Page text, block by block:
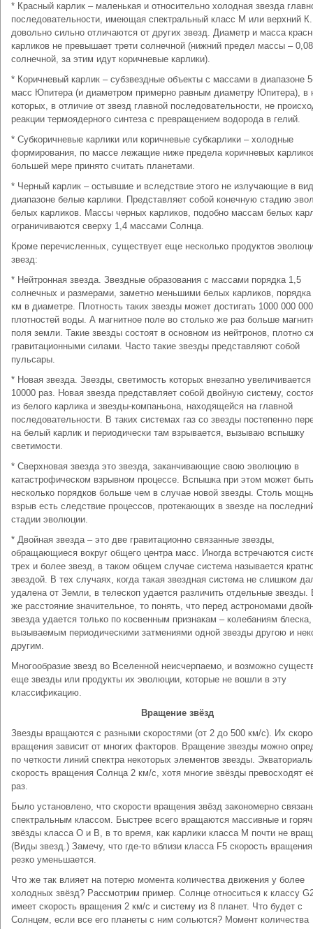
* Красный карлик – маленькая и относительно холодная звезда
последовательности, имеющая спектральный класс М или верхний
довольно сильно отличаются от других звезд. Диаметр и масса
карликов не превышает трети солнечной (нижний предел массы – 0,08
солнечной, за этим идут коричневые карлики).
* Коричневый карлик – субзвездные объекты с массами в диапазоне
масс Юпитера (и диаметром примерно равным диаметру Юпитера), в
которых, в отличие от звезд главной последовательности, не
реакции термоядерного синтеза c превращением водорода в гелий.
* Субкоричневые карлики или коричневые субкарлики – холодные
формирования, по массе лежащие ниже предела коричневых
большей мере принято считать планетами.
* Черный карлик – остывшие и вследствие этого не излучающие в
диапазоне белые карлики. Представляет собой конечную стадию
белых карликов. Массы черных карликов, подобно массам белых
ограничиваются сверху 1,4 массами Солнца.
Кроме перечисленных, существует еще несколько продуктов
звезд:
* Нейтронная звезда. Звездные образования с массами порядка 1,5
солнечных и размерами, заметно меньшими белых карликов, порядка
км в диаметре. Плотность таких звезды может достигать 1000 000
плотностей воды. А магнитное поле во столько же раз больше
поля земли. Такие звезды состоят в основном из нейтронов, плотно
гравитационными силами. Часто такие звезды представляют собой
пульсары.
* Новая звезда. Звезды, светимость которых внезапно увеличивается
10000 раз. Новая звезда представляет собой двойную систему,
из белого карлика и звезды-компаньона, находящейся на главной
последовательности. В таких системах газ со звезды постепенно
на белый карлик и периодически там взрывается, вызываю вспышку
светимости.
* Сверхновая звезда это звезда, заканчивающие свою эволюцию в
катастрофическом взрывном процессе. Вспышка при этом может
несколько порядков больше чем в случае новой звезды. Столь
взрыв есть следствие процессов, протекающих в звезде на
стадии эволюции.
* Двойная звезда – это две гравитационно связанные звезды,
обращающиеся вокруг общего центра масс. Иногда встречаются
трех и более звезд, в таком общем случае система называется
звездой. В тех случаях, когда такая звездная система не слишком
удалена от Земли, в телескоп удается различить отдельные звезды.
же расстояние значительное, то понять, что перед астрономами
звезда удается только по косвенным признакам – колебаниям блеска,
вызываемым периодическими затмениями одной звезды другою и
другим.
Многообразие звезд во Вселенной неисчерпаемо, и возможно
еще звезды или продукты их эволюции, которые не вошли в эту
классификацию.
Вращение звёзд
Звезды вращаются с разными скоростями (от 2 до 500 км/с). Их
вращения зависит от многих факторов. Вращение звезды можно
по четкости линий спектра некоторых элементов звезды.
скорость вращения Солнца 2 км/с, хотя многие звёзды превосходят
раз.
Было установлено, что скорости вращения звёзд закономерно
спектральным классом. Быстрее всего вращаются массивные и
звёзды класса О и В, в то время, как карлики класса М почти не
(Виды звезд.) Замечу, что где-то вблизи класса F5 скорость
резко уменьшается.
Что же так влияет на потерю момента количества движения у более
холодных звёзд? Рассмотрим пример. Солнце относиться к классу
имеет скорость вращения 2 км/с и систему из 8 планет. Что будет с
Солнцем, если все его планеты с ним сольются? Момент количества